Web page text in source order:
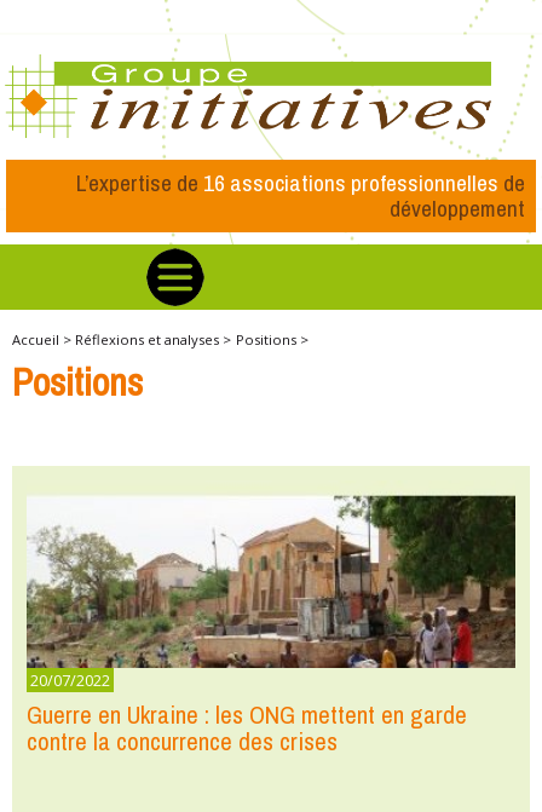
L’expertise de 16 associations professionnelles de
développement
Accueil > Réflexions et analyses > Positions >
Positions
20/07/2022
Guerre en Ukraine : les ONG mettent en garde
contre la concurrence des crises